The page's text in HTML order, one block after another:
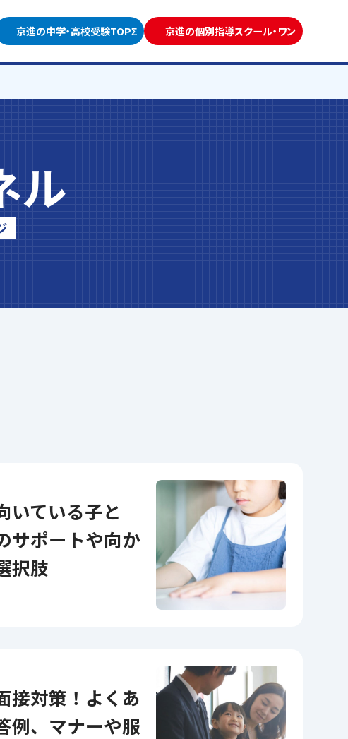
京進の中学・高校受験TOPΣ 京進の個別指導スクール・ワン
ル
サポートや向か
択肢
例、マナーや服